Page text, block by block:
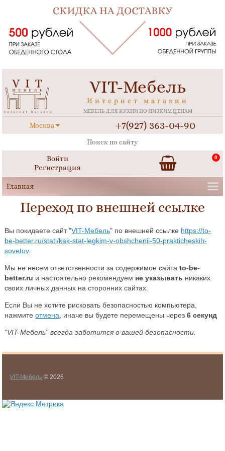
VIT-Мебель
Интернет магазин
МЕБЕЛЬ ДЛЯ КУХНИ ПО НИЗКИМ ЦЕНАМ
Москва +7(927) 363-04-90
Войти
Регистрация
0
Переход по внешней ссылке
Вы покидаете сайт "VIT-Мебель" по внешней ссылке https://to-
be-better.ru/stati/kak-stat-legkim-v-obshchenii-50-prakticheskih-
sovetov.
Мы не несем ответственности за содержимое сайтаto-be-
better.ru и настоятельно рекомендуем не указывать никаких
своих личных данных на сторонних сайтах.
Если Вы не хотите рисковать безопасностью компьютера,
нажмитеотмена , иначе вы будете перемещены через6 секунд
"VIT-Мебель" всегда заботится о вашей безопасности.
VIT-Мебель © 2026